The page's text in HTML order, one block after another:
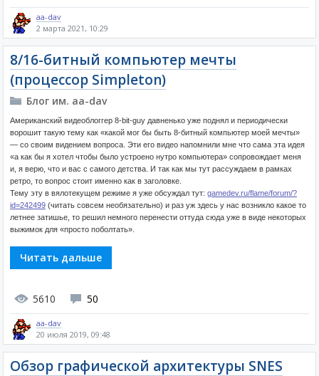
aa-dav
2 марта 2021, 10:29
8/16-битный компьютер мечты
(процессор Simpleton)
Блог им. aa-dav
Американский видеоблоггер 8-bit-guy давненько уже поднял и периодически
ворошит такую тему как «какой мог бы быть 8-битный компьютер моей мечты»
— со своим видением вопроса. Эти его видео напомнили мне что сама эта идея
«а как бы я хотел чтобы было устроено нутро компьютера» сопровождает меня
и, я верю, что и вас с самого детства. И так как мы тут рассуждаем в рамках
ретро, то вопрос стоит именно как в заголовке.
Тему эту в вялотекущем режиме я уже обсуждал тут: gamedev.ru/flame/forum/?
id=242499 (читать совсем необязательно) и раз уж здесь у нас возникло какое то
летнее затишье, то решил немного перенести оттуда сюда уже в виде некоторых
выжимок для «просто поболтать».
Читать дальше
5610 50
aa-dav
20 июля 2019, 09:48
Обзор графической архитектуры SNES